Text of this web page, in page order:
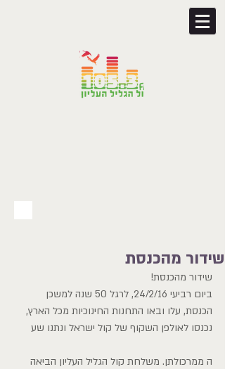
שידור מהכנסת
שידור מהכנסת!
ביום רביעי 24/2/16, לרגל 50 שנה למשכן
הכנסת, עלו ובאו התחנות החינוכיות מכל הארץ,
נכנסו לאולפן השקוף של קול ישראל ונתנו שע
ה ממרכולתן. משלחת קול הגליל העליון הביאה